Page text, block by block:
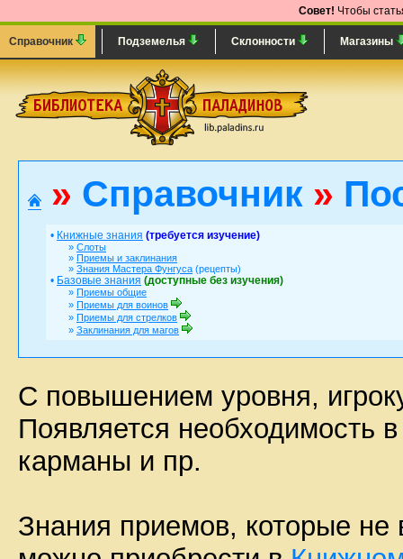
Совет! Чтобы
Справочник Подземелья Склонности Магазины
» Справочник »
• Книжные знания (требуется изучение)
» Слоты
» Приемы и заклинания
» Знания Мастера Фунгуса (рецепты)
• Базовые знания (доступные без изучения)
» Приемы общие
» Приемы для воинов
» Приемы для стрелков
» Заклинания для магов
С повышением уровня,
Появляется необходимость
карманы и пр.
Знания приемов, которые не